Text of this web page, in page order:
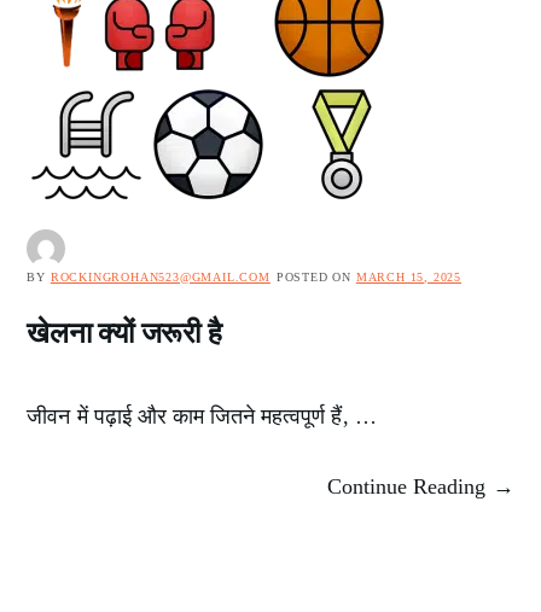
BY ROCKINGROHAN523@GMAIL.COM POSTED ON MARCH 15, 2025
खेलना क्यों जरूरी है
जीवन में पढ़ाई और काम जितने महत्वपूर्ण हैं, …
Continue Reading →